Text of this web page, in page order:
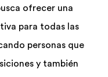
ofrecer una
para todas las
personas que
y también